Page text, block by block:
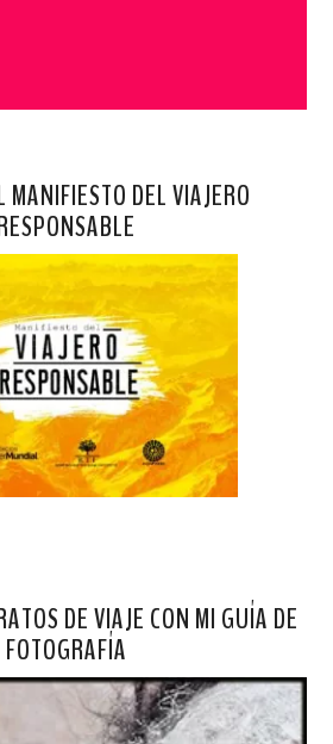
MANIFIESTO DEL VIAJERO
DE VIAJE CON MI GUÍA DE
FOTOGRAFÍA